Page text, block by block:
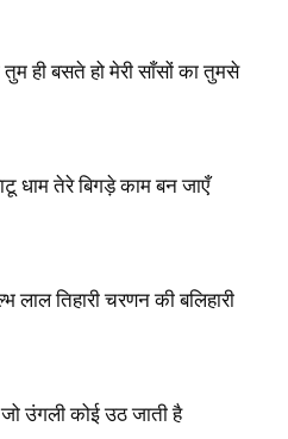
तुम ही बसते हो मेरी साँसों का तुमसे
धाम तेरे बिगड़े काम बन जाएँ
लाल तिहारी चरणन की बलिहारी
उंगली कोई उठ जाती है